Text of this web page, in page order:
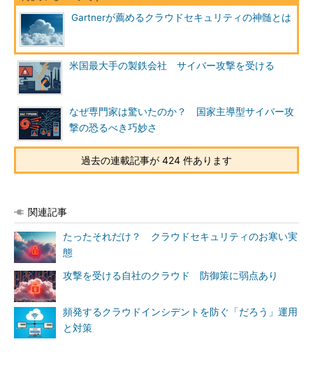
Gartnerが薦めるクラウドセキュリティの神髄とは
米国最大手の製鉄会社 サイバー攻撃を受ける
なぜ専門家は驚いたのか？ 国家主導型サイバー攻
撃の恐るべき巧妙さ
過去の連載記事が 424 件あります
関連記事
たったそれだけ？ クラウドセキュリティのお寒い実
態
攻撃を受ける自社のクラウド 防御策に弱点あり
頻発するクラウドインシデントを防ぐ「だろう」運用
と対策